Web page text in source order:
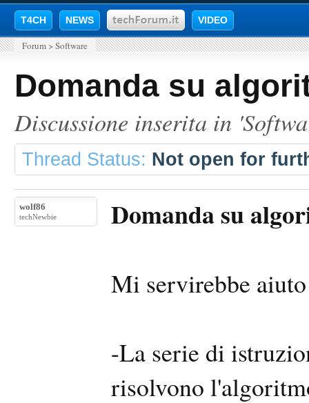
T4CH NEWS VIDEO
Forum > Software
Domanda su
Discussione inserita in '
Thread Status: Not open for
wolf86
techNewbie Domanda su
Mi servirebbe
-La serie di
risolvono